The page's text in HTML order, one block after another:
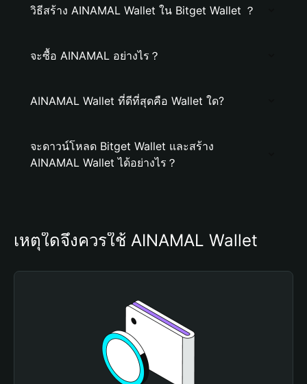
วิธีสร้าง AINAMAL Wallet ใน Bitget Wallet ？
จะซื้อ AINAMAL อย่างไร？
AINAMAL Wallet ที่ดีที่สุดคือ Wallet ใด?
จะดาวน์โหลด Bitget Wallet และสร้าง
AINAMAL Wallet ได้อย่างไร？
เหตุใดจึงควรใช้ AINAMAL Wallet